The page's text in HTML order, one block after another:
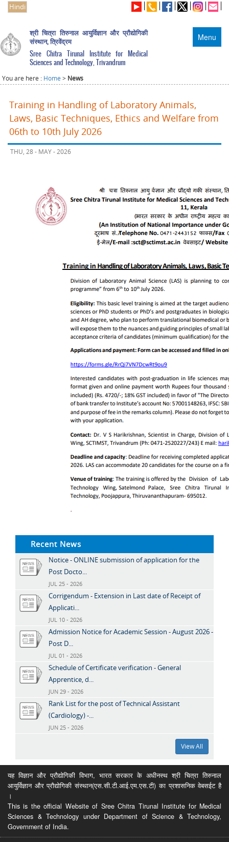
Hindi
Menu
श्री चित्रा तिरुनाल आयुर्विज्ञान और प्रौद्योगिकी
संस्थान, त्रिवेंद्रम
Sree Chitra Tirunal Institute for Medical
Sciences and Technology, Trivandrum
You are here : Home > News
Training in Handling of Laboratory Animals,
Laws, Basic Techniques, Ethics and Welfare from
06th to 10th July 2026
THU, 28 - MAY - 2026
Recent News
Notice - ONLINE submission of application for the
Post Docto...
JUL 25 - 2026
Corrigendum - Extension in Last date of Receipt of
Applicati...
JUL 10 - 2026
Admission Notice for Academic Session - August 2026 -
Post D...
JUL 01 - 2026
Schedule of Certificate verification - General
Apprentice, d...
JUN 29 - 2026
Rank List for the post of Technical Assistant
(Cardiology) -...
JUN 25 - 2026
View All
यह विज्ञान और प्रौद्योगिकी विभाग, भारत सरकार के अधीनस्थ श्री चित्रा तिरुनाल
आयुर्विज्ञान और प्रौद्योगिकी संस्थान(एस.सी.टी.आई.एम.एस.टी) का प्रशासनिक वेबसईट है
।
This is the official Website of Sree Chitra Tirunal Institute for Medical
Sciences & Technology under Department of Science & Technology,
Government of India.